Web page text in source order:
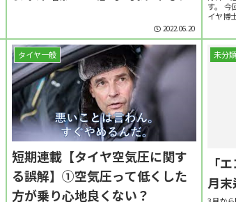
2022.06.20
す。 今
イヤ博
は、
うん
タイヤ一般
短期連載【タイヤ空気圧に関す
る誤解】①空気圧って低くした
方が乗り心地良くない？
未分類
「
月末